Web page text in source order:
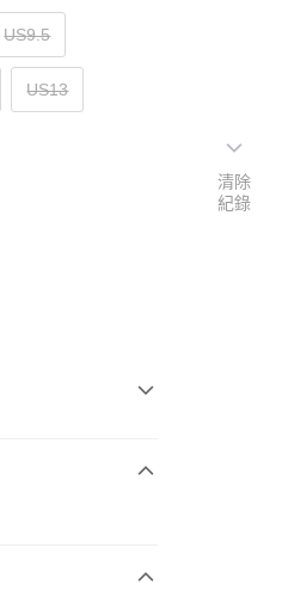
US9.5
US13
清除
紀錄